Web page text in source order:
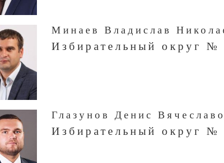
Минаев Владислав
Избирательный округ №
Глазунов Денис
Избирательный округ №